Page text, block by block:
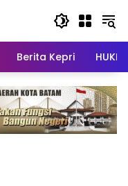
Berita Kepri